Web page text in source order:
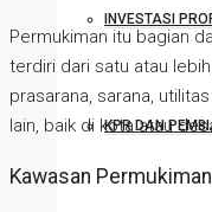
INVESTASI
KPR DAN
Permukiman itu bagian
terdiri dari satu atau
prasarana, sarana,
lain, baik di kota atau
Kawasan Permukiman